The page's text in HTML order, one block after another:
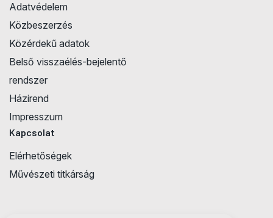
Adatvédelem
Közbeszerzés
Közérdekű adatok
Belső visszaélés-bejelentő
rendszer
Házirend
Impresszum
Kapcsolat
Elérhetőségek
Művészeti titkárság